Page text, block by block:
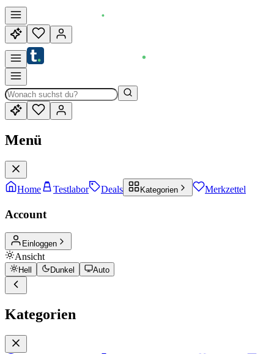
Menü
Home Testlabor Deals Kategorien Merkzettel
Account
Einloggen
Ansicht
Hell Dunkel Auto
Kategorien